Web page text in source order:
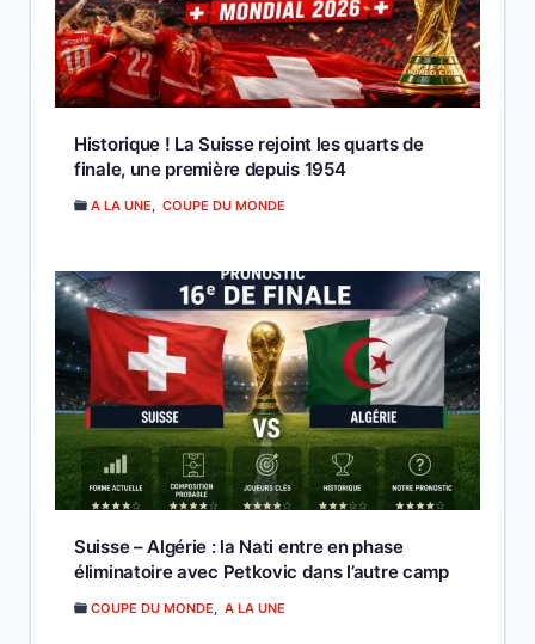
Historique ! La Suisse rejoint les quarts de
finale, une première depuis 1954
A LA UNE COUPE DU MONDE
Suisse – Algérie : la Nati entre en phase
éliminatoire avec Petkovic dans l’autre camp
COUPE DU MONDE, A LA UNE